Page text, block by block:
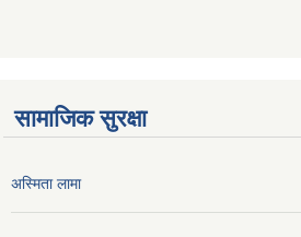
सामाजिक सुरक्षा
अस्मिता लामा